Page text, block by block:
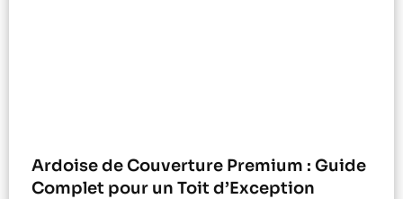
Ardoise de Couverture Premium : Guide
Complet pour un Toit d’Exception